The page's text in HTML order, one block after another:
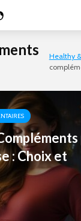
Healthy
: Choix et